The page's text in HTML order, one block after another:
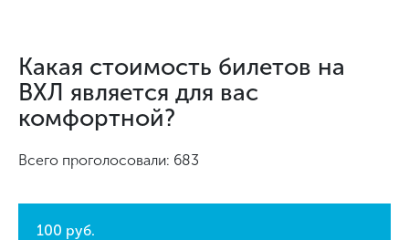
Какая стоимость билетов на
ВХЛ является для вас
комфортной?
Всего проголосовали: 683
100 руб.